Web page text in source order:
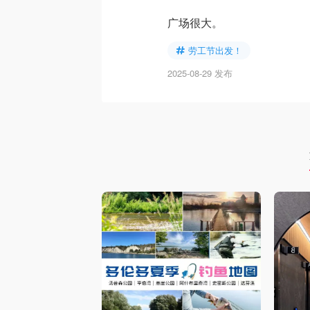
广场很大。
劳工节出发！
2025-08-29 发布